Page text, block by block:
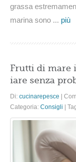
grassa
marina sono ... più
Frutti di mare
iare senza
Di: cucinarepesce |
Categoria: Consigli |